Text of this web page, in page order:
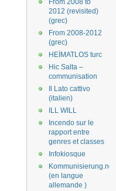
From 2008 to
2012 (revisited)
(grec)
From 2008-2012
(grec)
HEİMATLOS turc
Hic Salta –
communisation
Il Lato cattivo
(italien)
ILL WILL
Incendo sur le
rapport entre
genres et classes
Infokiosque
Kommunisierung.net
(en langue
allemande )